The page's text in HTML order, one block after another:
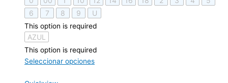
6
7 8 9 U
This option is required
AZUL
This option is required
Seleccionar opciones